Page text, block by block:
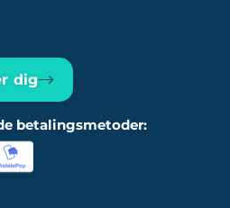
dig
betalingsmetoder: